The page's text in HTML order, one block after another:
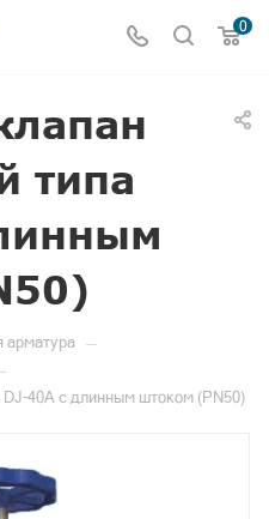
0
типа
арматура —
DJ-40A с длинным штоком (PN50)